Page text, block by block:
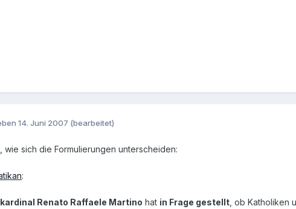
14. Juni 2007 (bearbeitet)
wie sich die Formulierungen unterscheiden:
:
Renato Raffaele Martino hat in Frage gestellt , ob Katholiken